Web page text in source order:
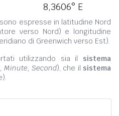
8,3606° E
sono espresse in latitudine Nord
verso Nord) e longitudine
di Greenwich verso Est).
utilizzando sia il sistema
Minute, Second), che il sistema
).